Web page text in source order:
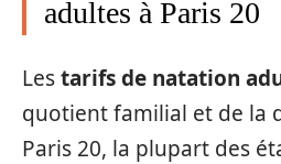
adultes à Paris 20
Lestarifs de natation
quotient familial et de la
Paris 20, la plupart des